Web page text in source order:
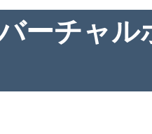
ーチャル